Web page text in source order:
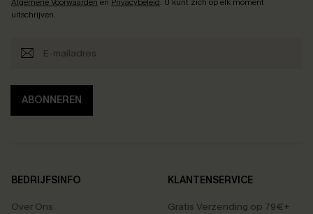
uitschrijven.
ABONNEREN
BEDRIJFSINFO
Over Ons
KLANTENSERVICE
Gratis Verzending op 79€+